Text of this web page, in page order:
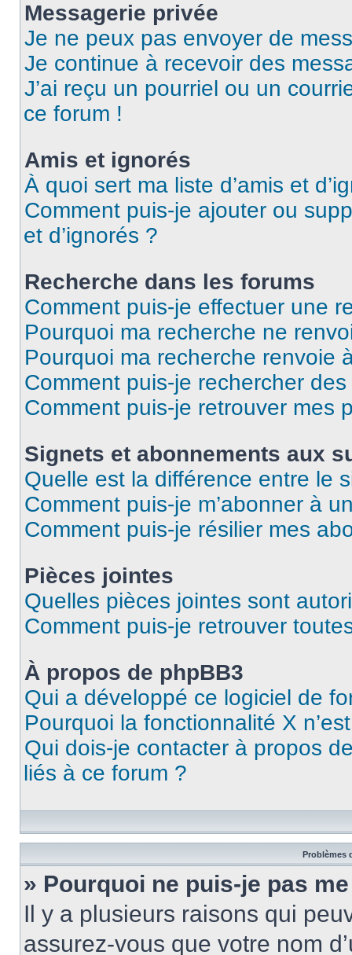
Messagerie privée
Je ne peux pas envoyer de
Je continue à recevoir des
J’ai reçu un pourriel ou un
ce forum !
Amis et ignorés
À quoi sert ma liste d’amis et
Comment puis-je ajouter ou
et d’ignorés ?
Recherche dans les forums
Comment puis-je effectuer une
Pourquoi ma recherche ne
Pourquoi ma recherche renvoie
Comment puis-je rechercher
Comment puis-je retrouver mes
Signets et abonnements aux
Quelle est la différence entre le
Comment puis-je m’abonner à
Comment puis-je résilier mes
Pièces jointes
Quelles pièces jointes sont
Comment puis-je retrouver
À propos de phpBB3
Qui a développé ce logiciel de
Pourquoi la fonctionnalité X
Qui dois-je contacter à propos
liés à ce forum ?
Problèmes
» Pourquoi ne puis-je pas
Il y a plusieurs raisons qui
assurez-vous que votre nom